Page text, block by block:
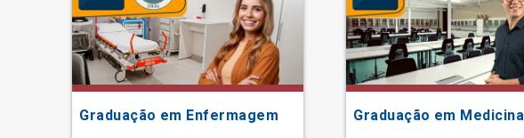
Graduação em Enfermagem Graduação em Medicina